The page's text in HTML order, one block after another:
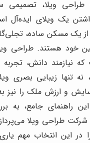
طراحی ویلا، تصمیمی
یک ویلای ایده‌آل
از یک مسکن ساده،
خود هستند. طراحی
نیازمند دانش،
تنها زیبایی بصری
و ارزش ملک را نیز
راهنمای جامع، به
شرکت طراحی ویلا
در این انتخاب مهم